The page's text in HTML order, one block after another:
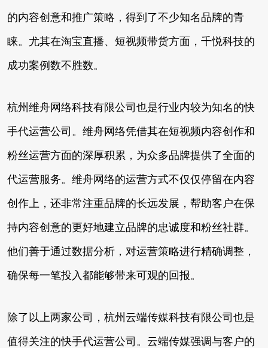
的内容创意和推广策略，得到了不少知名品牌的青
睐。尤其在淘宝直播、短视频带货方面，千悦科技的
成功案例数不胜数。
杭州维舟网络科技有限公司也是行业内较为知名的快
手代运营公司。维舟网络凭借其在短视频内容创作和
粉丝运营方面的深厚积累，为众多品牌提供了全面的
代运营服务。维舟网络的运营方式不仅仅停留在内容
创作上，还非常注重品牌的长远发展，帮助客户在保
持内容创意的更好地建立品牌的忠诚度和粉丝社群。
他们善于通过数据分析，对运营策略进行精确调整，
确保每一笔投入都能够带来可观的回报。
除了以上两家公司，杭州云端传媒科技有限公司也是
值得关注的快手代运营公司。云端传媒强调与客户的